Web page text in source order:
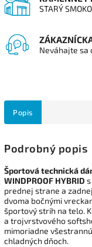
STARÝ
Neváhajte sa
Popis
Podrobný popis
Športová technická
WINDPROOF HYBRID
prednej strane a
dvoma bočnými
športový strih na telo.
a trojvrstvového
mimoriadne
chladných dňoch.